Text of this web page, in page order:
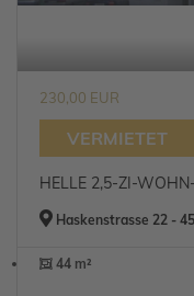
230,00 EUR
VERMIETET
HELLE 2,5-ZI-
Haskenstrasse 22 -
44 m²